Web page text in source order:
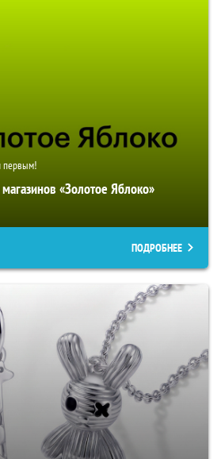
первым!
«Золотое Яблоко»
ПОДРОБНЕЕ